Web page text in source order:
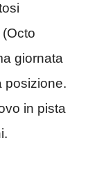
giornata
posizione.
in pista